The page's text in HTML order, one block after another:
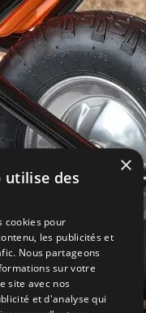
×
utilise des
cookies pour
les publicités et
Nous partageons
sur votre
site avec nos
et d'analyse qui